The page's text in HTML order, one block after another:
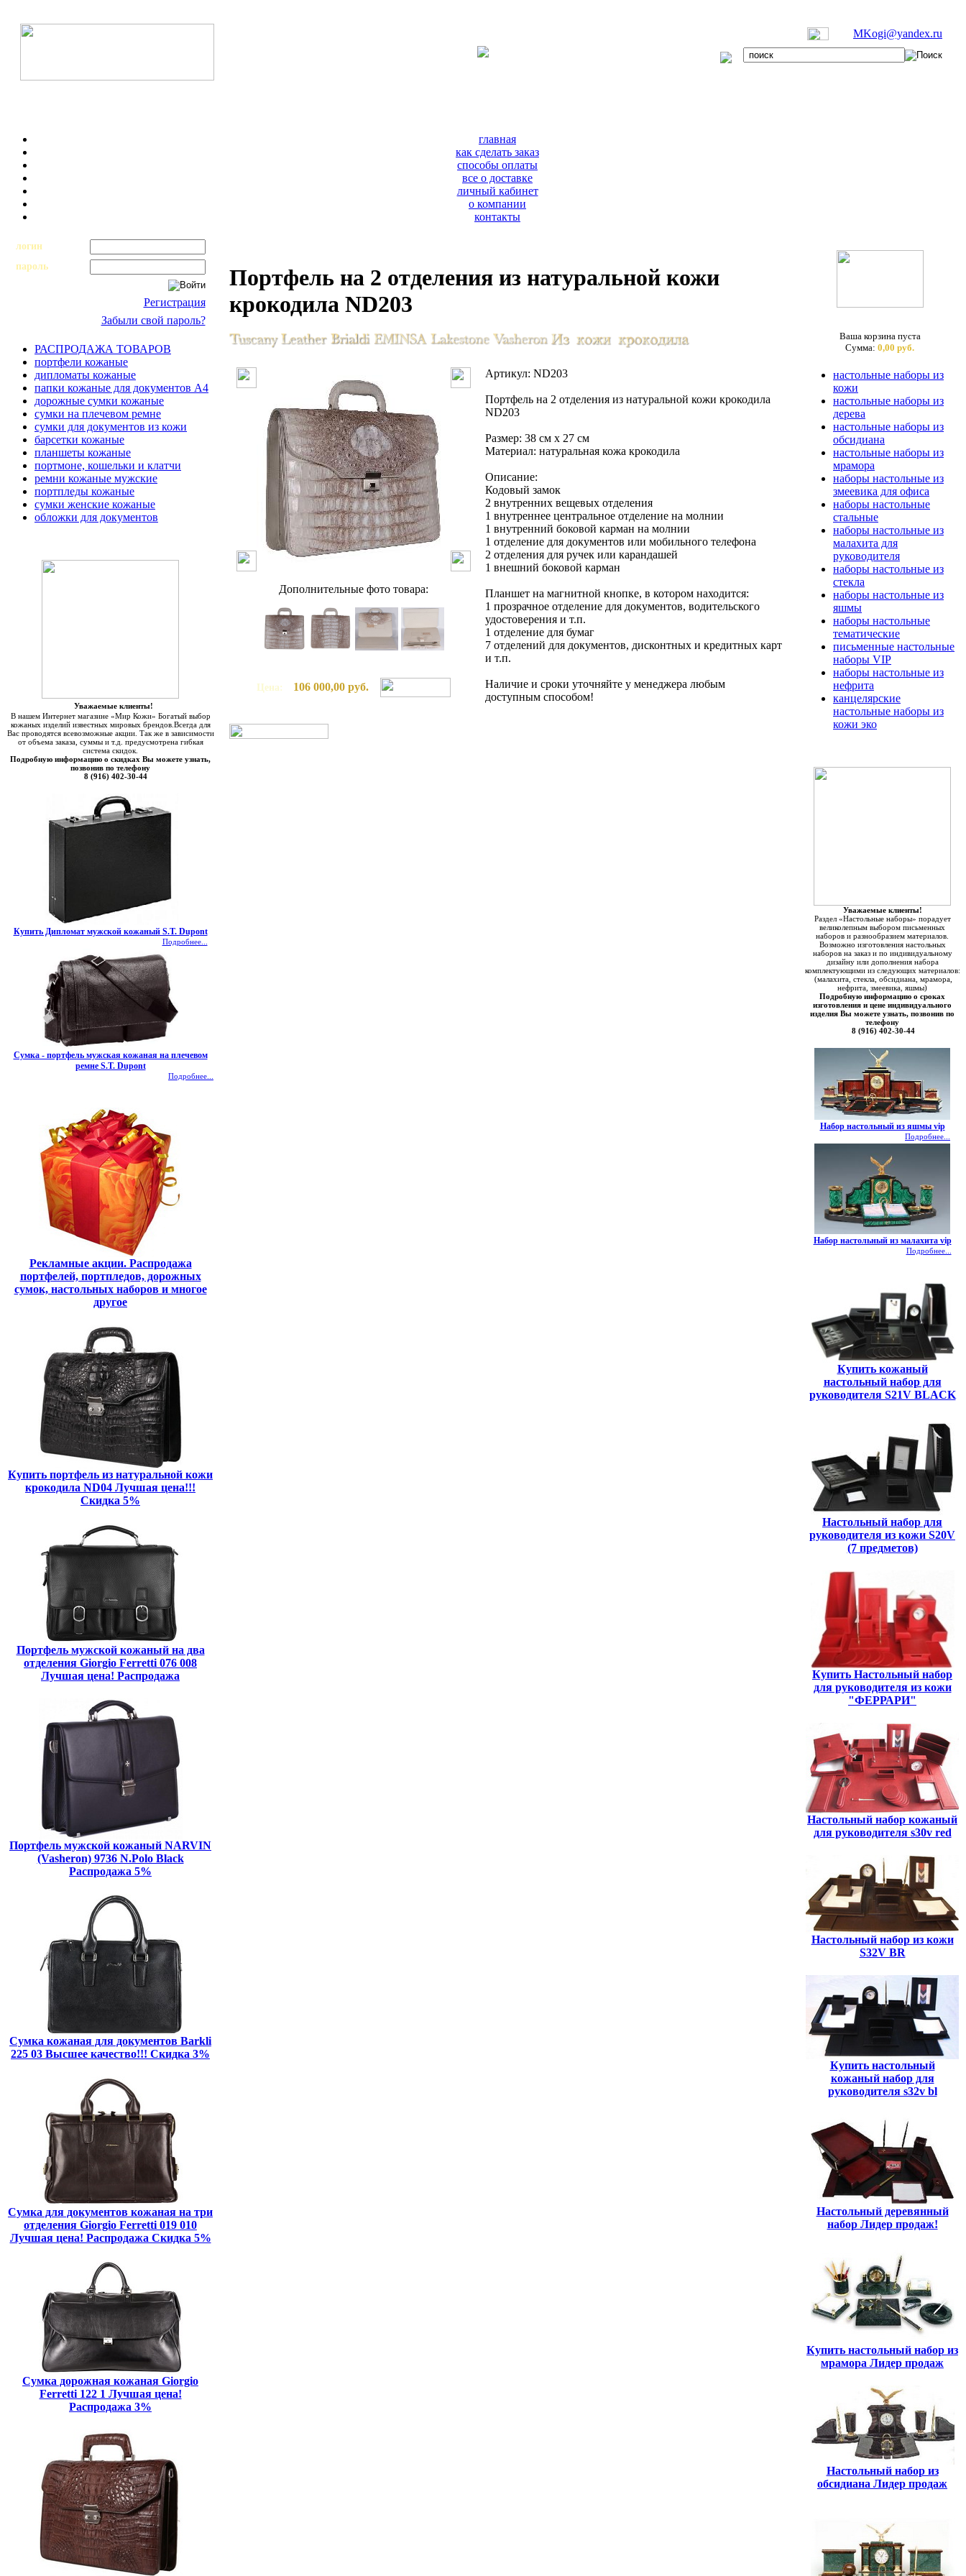
MKogi@yandex.ru
главная
как сделать заказ
способы оплаты
все о доставке
личный кабинет
о компании
контакты
логин
пароль
Регистрация
Забыли свой пароль?
РАСПРОДАЖА ТОВАРОВ
портфели кожаные
дипломаты кожаные
папки кожаные для документов А4
дорожные сумки кожаные
сумки на плечевом ремне
сумки для документов из кожи
барсетки кожаные
планшеты кожаные
портмоне, кошельки и клатчи
ремни кожаные мужские
портпледы кожаные
сумки женские кожаные
обложки для документов
Уважаемые клиенты!
В нашем Интернет магазине «Мир Кожи» Богатый выбор
кожаных изделий известных мировых брендов.Всегда для
Вас проводятся всевозможные акции. Так же в зависимости
от объема заказа, суммы и т.д. предусмотрена гибкая
система скидок.
Подробную информацию о скидках Вы можете узнать,
позвонив по телефону
8 (916) 402-30-44
Купить Дипломат мужской кожаный S.T. Dupont
Подробнее...
Сумка - портфель мужская кожаная на плечевом
ремне S.T. Dupont
Подробнее...
Рекламные акции. Распродажа
портфелей, портпледов, дорожных
сумок, настольных наборов и многое
другое
Купить портфель из натуральной кожи
крокодила ND04 Лучшая цена!!!
Скидка 5%
Портфель мужской кожаный на два
отделения Giorgio Ferretti 076 008
Лучшая цена! Распродажа
Портфель мужской кожаный NARVIN
(Vasheron) 9736 N.Polo Black
Распродажа 5%
Сумка кожаная для документов Barkli
225 03 Высшее качество!!! Скидка 3%
Сумка для документов кожаная на три
отделения Giorgio Ferretti 019 010
Лучшая цена! Распродажа Скидка 5%
Сумка дорожная кожаная Giorgio
Ferretti 122 1 Лучшая цена!
Распродажа 3%
Портфель на 2 отделения из натуральной кожи
крокодила ND203
Дополнительные фото товара:
Цена: 106 000,00 руб.
Артикул: ND203
Портфель на 2 отделения из натуральной кожи крокодила
ND203
Размер: 38 см х 27 см
Материал: натуральная кожа крокодила
Описание:
Кодовый замок
2 внутренних вещевых отделения
1 внутреннее центральное отделение на молнии
1 внутренний боковой карман на молнии
1 отделение для документов или мобильного телефона
2 отделения для ручек или карандашей
1 внешний боковой карман
Планшет на магнитной кнопке, в котором находится:
1 прозрачное отделение для документов, водительского
удостоверения и т.п.
1 отделение для бумаг
7 отделений для документов, дисконтных и кредитных карт
и т.п.
Наличие и сроки уточняйте у менеджера любым
доступным способом!
Ваша корзина пуста
Сумма: 0,00 руб.
настольные наборы из
кожи
настольные наборы из
дерева
настольные наборы из
обсидиана
настольные наборы из
мрамора
наборы настольные из
змеевика для офиса
наборы настольные
стальные
наборы настольные из
малахита для
руководителя
наборы настольные из
стекла
наборы настольные из
яшмы
наборы настольные
тематические
письменные настольные
наборы VIP
наборы настольные из
нефрита
канцелярские
настольные наборы из
кожи эко
Уважаемые клиенты!
Раздел «Настольные наборы» порадует
великолепным выбором письменных
наборов и разнообразием материалов.
Возможно изготовления настольных
наборов на заказ и по индивидуальному
дизайну или дополнения набора
комплектующими из следующих материалов:
(малахита, стекла, обсидиана, мрамора,
нефрита, змеевика, яшмы)
Подробную информацию о сроках
изготовления и цене индивидуального
изделия Вы можете узнать, позвонив по
телефону
8 (916) 402-30-44
Набор настольный из яшмы vip
Подробнее...
Набор настольный из малахита vip
Подробнее...
Купить кожаный
настольный набор для
руководителя S21V BLACK
Настольный набор для
руководителя из кожи S20V
(7 предметов)
Купить Настольный набор
для руководителя из кожи
"ФЕРРАРИ"
Настольный набор кожаный
для руководителя s30v red
Настольный набор из кожи
S32V BR
Купить настольный
кожаный набор для
руководителя s32v bl
Настольный деревянный
набор Лидер продаж!
Купить настольный набор из
мрамора Лидер продаж
Настольный набор из
обсидиана Лидер продаж